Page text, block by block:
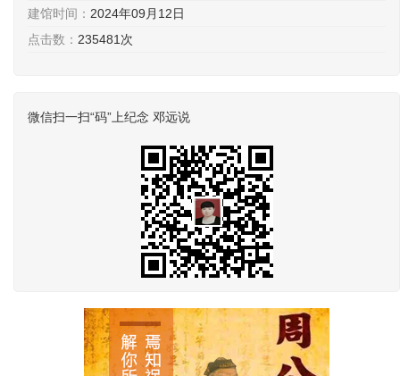
建馆时间： 2024年09月12日
点击数： 235481次
微信扫一扫“码”上纪念 邓远说